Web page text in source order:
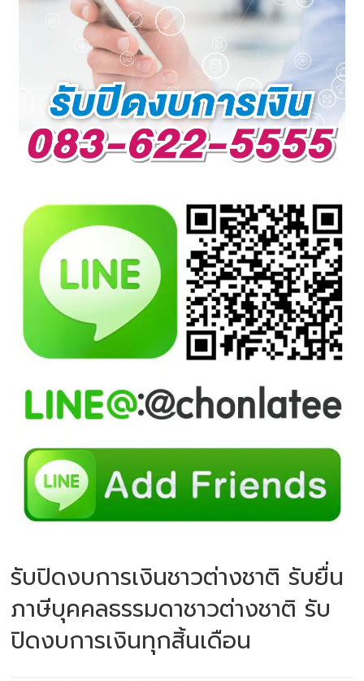
รับปิดงบการเงินชาวต่างชาติ รับยื่น
ภาษีบุคคลธรรมดาชาวต่างชาติ รับ
ปิดงบการเงินทุกสิ้นเดือน